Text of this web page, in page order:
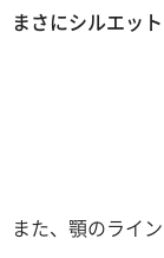
まさにシルエッ
また、顎のライ